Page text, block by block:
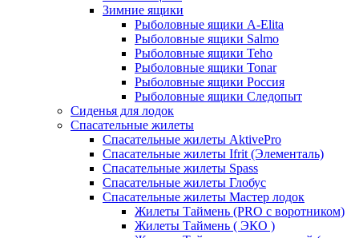
Зимние ящики
Рыболовные ящики A-Elita
Рыболовные ящики Salmo
Рыболовные ящики Teho
Рыболовные ящики Tonar
Рыболовные ящики Россия
Рыболовные ящики Следопыт
Сиденья для лодок
Спасательные жилеты
Спасательные жилеты AktivePro
Спасательные жилеты Ifrit (Элементаль)
Спасательные жилеты Spass
Спасательные жилеты Глобус
Спасательные жилеты Мастер лодок
Жилеты Таймень (PRO c воротником)
Жилеты Таймень ( ЭКО )